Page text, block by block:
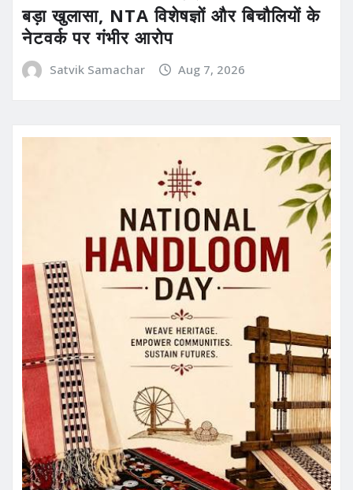
बड़ा खुलासा, NTA विशेषज्ञों और बिचौलियों के
नेटवर्क पर गंभीर आरोप
Satvik Samachar Aug 7, 2026